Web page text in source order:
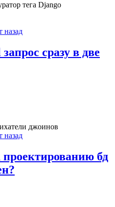
тега Django
назад
сразу в две
джоинов
назад
проектированию бд